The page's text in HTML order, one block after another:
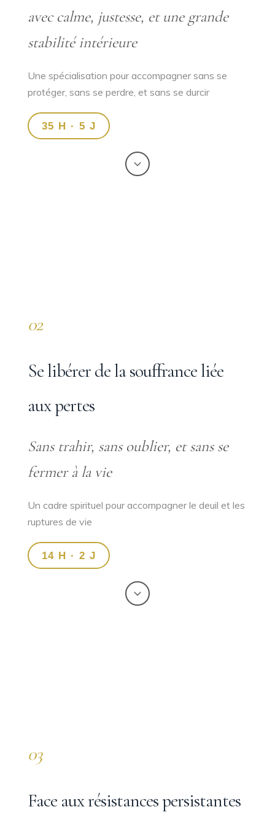
avec calme, justesse, et une grande
stabilité intérieure
Une spécialisation pour accompagner sans se
protéger, sans se perdre, et sans se durcir
35 H · 5 J
02
Se libérer de la souffrance liée
aux pertes
Sans trahir, sans oublier, et sans se
fermer à la vie
Un cadre spirituel pour accompagner le deuil et les
ruptures de vie
14 H · 2 J
03
Face aux résistances persistantes